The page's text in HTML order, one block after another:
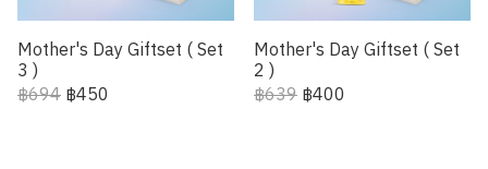
Mother's Day Giftset ( Set
3 )
฿694 ฿450
Mother's Day Giftset ( Set
2 )
฿639 ฿400